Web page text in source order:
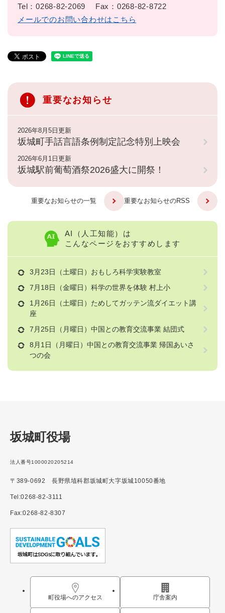
Tel：0268-82-2069
Fax：0268-82-8722
メールでのお問い合わせはこちら
重要なお知らせ
2026年8月5日更新
坂城町手話言語条例制定記念特別上映会
2026年6月1日更新
坂城駅前葡萄酒祭2026盛大に開祭！
重要なお知らせの一覧 重要なお知らせのRSS
AI（人工知能）は
こんなページをおすすめします
3月23日（土曜日）おもしろ科学実験教室
7月18日（金曜日）科学の世界を体験 村上小
1月26日（土曜日）ためしてガッテン流ダイエット講
座
7月25日（月曜日）中国との教育交流事業 結団式
8月1日（月曜日）中国との教育交流事業 帰国あいさ
つの会
坂城町役場
法人番号1000020205214
〒389-0692 長野県埴科郡坂城町大字坂城10050番地
Tel:0268-82-3111
Fax:0268-82-8307
町役場へのアクセス 庁舎案内